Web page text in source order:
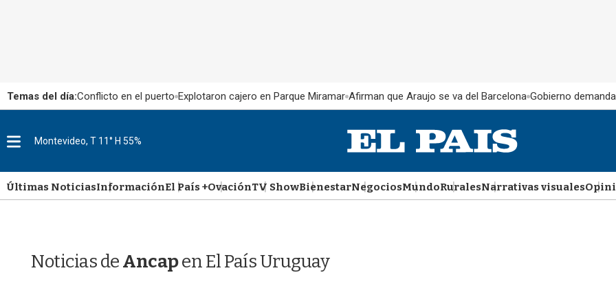
Temas del día:Conflicto en el puerto Explotaron cajero en Parque Miramar Afirman que Araujo se va del Barcelona Gobierno
M
u
Montevideo, T 11° H 55%
Últimas NoticiasInformaciónEl País +OvaciónTV ShowBienestarNegociosMundoRuralesNarrativas visuales
Noticias deAncapen El País Uruguay